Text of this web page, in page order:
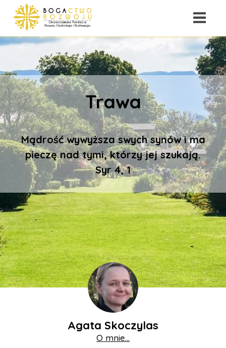
Trawa
Mądrość wywyższa swych synów i ma
pieczę nad tymi, którzy jej szukają.
Syr 4, 1
Agata Skoczylas
O mnie...